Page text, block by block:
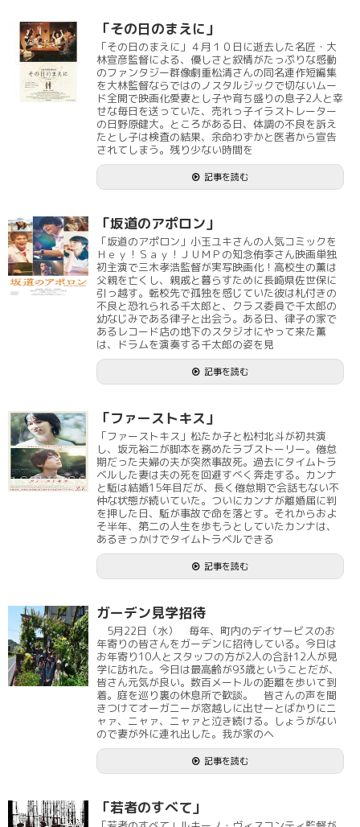
「その日のまえに」
「その日のまえに」４月１０日に逝去した名匠・大
林宣彦監督による、優しさと叙情がたっぷりな感動
のファンタジー群像劇重松清さんの同名連作短編集
を大林監督ならではのノスタルジックで切ないムー
ド全開で映画化愛妻とし子や育ち盛りの息子2人と幸
せな毎日を送っていた、売れっ子イラストレーター
の日野原健大。ところがある日、体調の不良を訴え
たとし子は検査の結果、余命わずかと医者から宣告
されてしまう。残り少ない時間を
記事を読む
「坂道のアポロン」
「坂道のアポロン」小玉ユキさんの人気コミックを
Ｈｅｙ！Ｓａｙ！ＪＵＭＰの知念侑李さん映画単独
初主演で三木孝浩監督が実写映画化！高校生の薫は
父親を亡くし、親戚と暮らすために長崎県佐世保に
引っ越す。転校先で孤独を感じていた彼は札付きの
不良と恐れられる千太郎と、クラス委員で千太郎の
幼なじみである律子と出会う。ある日、律子の家で
あるレコード店の地下のスタジオにやって来た薫
は、ドラムを演奏する千太郎の姿を見
記事を読む
「ファーストキス」
「ファーストキス」松たか子と松村北斗が初共演
し、坂元裕二が脚本を務めたラブストーリー。倦怠
期だった夫婦の夫が突然事故死。過去にタイムトラ
ベルした妻は夫の死を回避すべく奔走する。カンナ
と駈は結婚15年目だが、長く倦怠期で会話もない不
仲な状態が続いていた。ついにカンナが離婚届に判
を押した日、駈が事故で命を落とす。それからおよ
そ半年、第二の人生を歩もうとしていたカンナは、
あるきっかけでタイムトラベルできる
記事を読む
ガーデン見学招待
5月22日（水） 毎年、町内のデイサービスのお
年寄りの皆さんをガーデンに招待している。今日は
お年寄り10人とスタッフの方が2人の合計12人が見
学に訪れた。今日は最高齢が93歳ということだが、
皆さん元気が良い。数百メートルの距離を歩いて到
着。庭を巡り裏の休息所で歓談。 皆さんの声を聞
きつけてオーガニーが窓越しに出せーとばかりにニ
ャァ、ニャァ、ニャァと泣き続ける。しょうがない
ので妻が外に連れ出した。我が家のヘ
記事を読む
「若者のすべて」